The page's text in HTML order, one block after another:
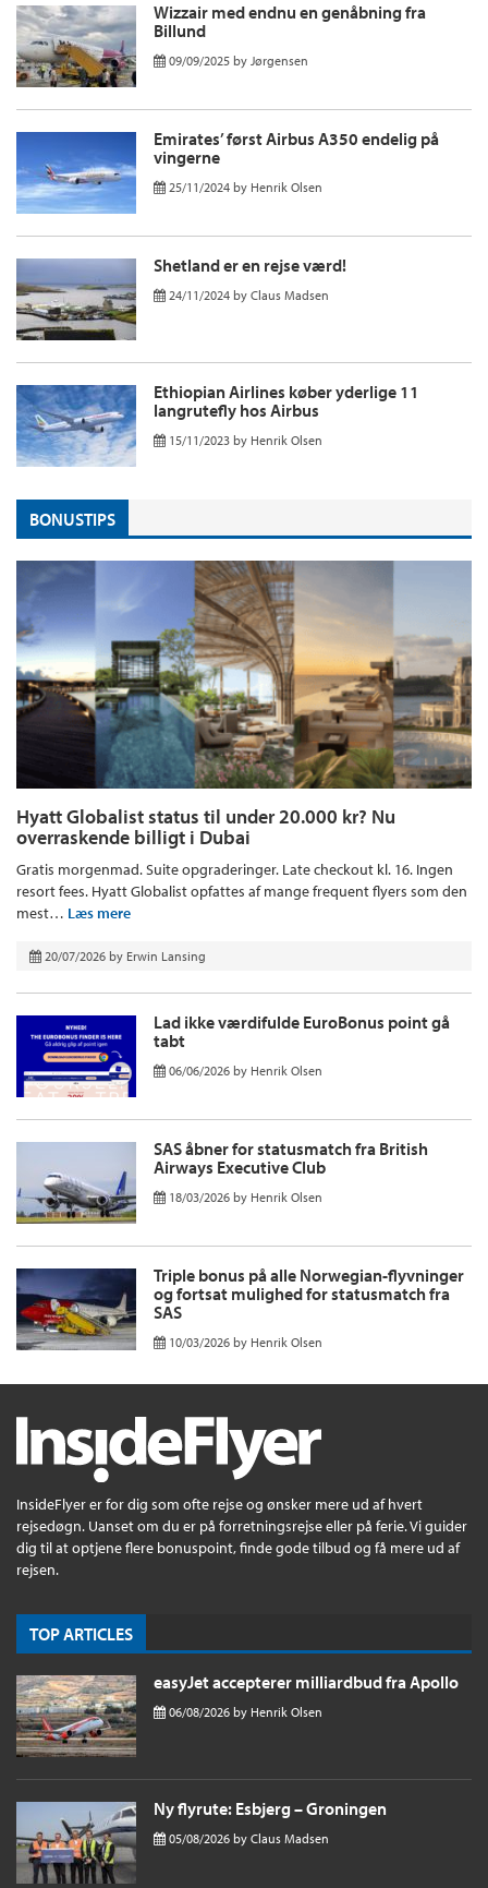
Wizzair med endnu en genåbning fra
Billund
09/09/2025 by Jørgensen
Emirates’ først Airbus A350 endelig på
vingerne
25/11/2024 by Henrik Olsen
Shetland er en rejse værd!
24/11/2024 by Claus Madsen
Ethiopian Airlines køber yderlige 11
langrutefly hos Airbus
15/11/2023 by Henrik Olsen
BONUSTIPS
Hyatt Globalist status til under 20.000 kr? Nu
overraskende billigt i Dubai
Gratis morgenmad. Suite opgraderinger. Late checkout kl. 16. Ingen
resort fees. Hyatt Globalist opfattes af mange frequent flyers som den
mest… Læs mere
20/07/2026 by Erwin Lansing
Lad ikke værdifulde EuroBonus point gå
tabt
06/06/2026 by Henrik Olsen
SAS åbner for statusmatch fra British
Airways Executive Club
18/03/2026 by Henrik Olsen
Triple bonus på alle Norwegian-flyvninger
og fortsat mulighed for statusmatch fra
SAS
10/03/2026 by Henrik Olsen
InsideFlyer er for dig som ofte rejse og ønsker mere ud af hvert
rejsedøgn. Uanset om du er på forretningsrejse eller på ferie. Vi guider
dig til at optjene flere bonuspoint, finde gode tilbud og få mere ud af
rejsen.
TOP ARTICLES
easyJet accepterer milliardbud fra Apollo
06/08/2026 by Henrik Olsen
Ny flyrute: Esbjerg – Groningen
05/08/2026 by Claus Madsen